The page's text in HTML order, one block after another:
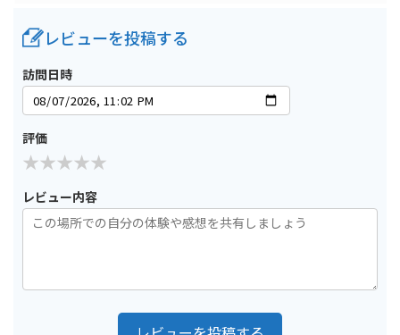
レビューを投稿する
訪問日時
評価
レビュー内容